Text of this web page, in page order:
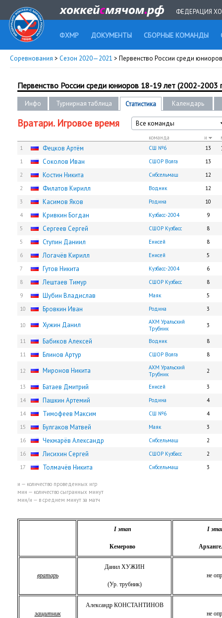
ФЕДЕРАЦИЯ
ФХМР ДОКУМЕНТЫ СБОРНЫЕ КОМАНДЫ
Соревнования > Сезон 2020—2021 > Первенство России среди
Первенство России среди юниоров 18-19 лет (2002-2003
Инфо Турнирная таблица Статистика Календарь
Вратари. Игровое время Все команды
команда и
1
Фецков Артём СШ №6 13
1 Соколов Иван СШОР Волга
13
2
Костин Никита Сибсельмаш
12
2
Филатов Кирилл Водник
12
3
Касимов Яков Родина
10
4
Кривкин Богдан Кузбасс-2004
9
5
Сергеев Сергей СШОР Кузбасс
8
5
Ступин Даниил Енисей
8
6
Логачёв Кирилл Енисей
5
7
Гутов Никита Кузбасс-2004
6
8
Лештаев Тимур СШОР Кузбасс
8
9
Шубин Владислав Маяк
5
10
Бровкин Иван Родина 3
10 Хужин Данил
АХМ Уральский
Трубник
3
11 Бабиков Алексей Водник
8
11
Блинов Артур СШОР Волга 8
12 Миронов Никита
АХМ Уральский
Трубник
2
13 Батаев Дмитрий Енисей
3
14
Пашкин Артемий Родина
4
14
Тимофеев Максим СШ №6
4
15
Булгаков Матвей Маяк
3
16
Чекмарёв Александр Сибсельмаш
2
16
Лисихин Сергей СШОР Кузбасс
2
17
Толмачёв Никита Сибсельмаш 3
и — количество проведенных игр
мин — количество сыгранных минут
мин/и — в среднем минут за матч
Iэтап
Кемерово
I
вратарь
Данил ХУЖИН
(Ур. трубник)
не
защитник
Александр КОНСТАНТИНОВ
не